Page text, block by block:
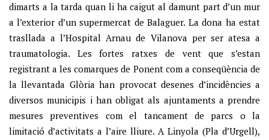
dimarts a la tarda quan li ha caigut al damunt part d’un mur
a l’exterior d’un supermercat de Balaguer. La dona ha estat
trasllada a l’Hospital Arnau de Vilanova per ser atesa a
traumatologia. Les fortes ratxes de vent que s’estan
registrant a les comarques de Ponent com a conseqüència de
la llevantada Glòria han provocat desenes d’incidències a
diversos municipis i han obligat als ajuntaments a prendre
mesures preventives com el tancament de parcs o la
limitació d’activitats a l’aire lliure. A Linyola (Pla d’Urgell),